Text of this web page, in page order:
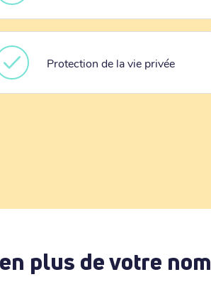
Protection de la vie privée
plus de votre nom